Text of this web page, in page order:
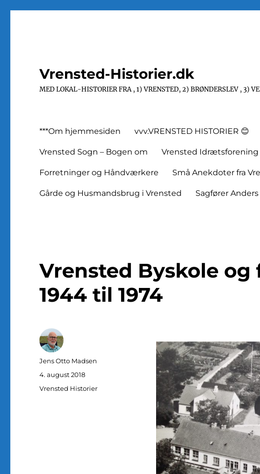
Vrensted-Historier.dk
MED LOKAL-HISTORIER FRA , 1) VRENSTED, 2) BRØNDERSLEV , 3)
***Om hjemmesiden vvv.VRENSTED HISTORIER 😊
Vrensted Sogn – Bogen om Vrensted Idrætsforening
Forretninger og Håndværkere Små Anekdoter fra
Gårde og Husmandsbrug i Vrensted Sagfører
Vrensted Byskole
1944 til 1974
Forfatter
Jens Otto Madsen
Udgivet
4. august 2018
Kategorier
Vrensted Historier